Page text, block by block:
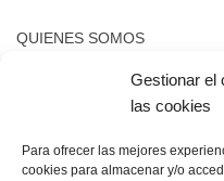
Gestionar el
las cookies
Para ofrecer las mejores
cookies para almacenar y/o
QUIENES SOMOS
Quienes somos
POLÍTICA DE PRIVACIDAD